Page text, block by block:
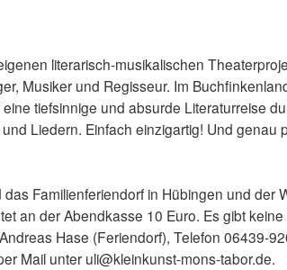
literarisch-musikalischen
Musiker und Regisseur. Im
tiefsinnige und absurde Literaturreise
Liedern. Einfach einzigartig! Und genau
Familienferiendorf in Hübingen und der
an der Abendkasse 10 Euro. Es gibt
Hase (Feriendorf), Telefon 06439-
Mail unter uli@kleinkunst-mons-tabor.de.